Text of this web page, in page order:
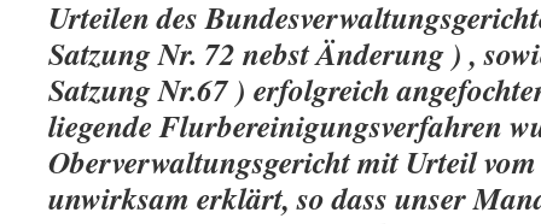
Urteilen des
Satzung Nr. 72 nebst Änderung ) ,
Satzung Nr.67 ) erfolgreich
liegende Flurbereinigungsverfahren
Oberverwaltungsgericht mit Urteil
unwirksam erklärt, so dass unser